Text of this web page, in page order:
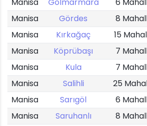
Manisa
Gördes 8
Manisa
Kırkağaç 15
Manisa
Köprübaşı 7
Manisa
Kula 7
Manisa
Salihli 25
Manisa
Sarıgöl 6
Manisa
Saruhanlı 8